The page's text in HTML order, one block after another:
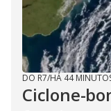
DO R7/HÁ 44
Ciclone-